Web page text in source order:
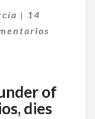
| 14
of
dies